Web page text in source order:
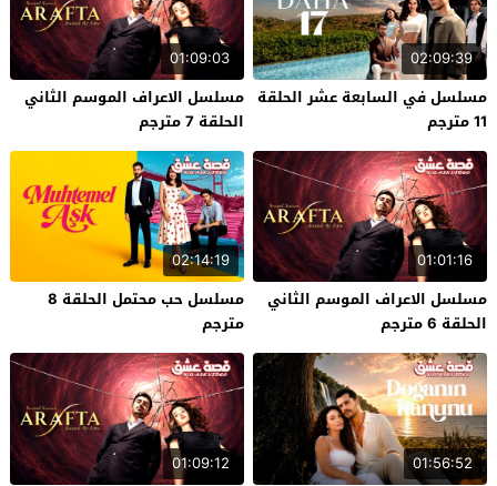
02:09:39
مسلسل في السابعة عشر الحلقة
11 مترجم
01:09:03
مسلسل الاعراف الموسم الثاني
الحلقة 7 مترجم
01:01:16
مسلسل الاعراف الموسم الثاني
الحلقة 6 مترجم
02:14:19
مسلسل حب محتمل الحلقة 8
مترجم
01:56:52
01:09:12